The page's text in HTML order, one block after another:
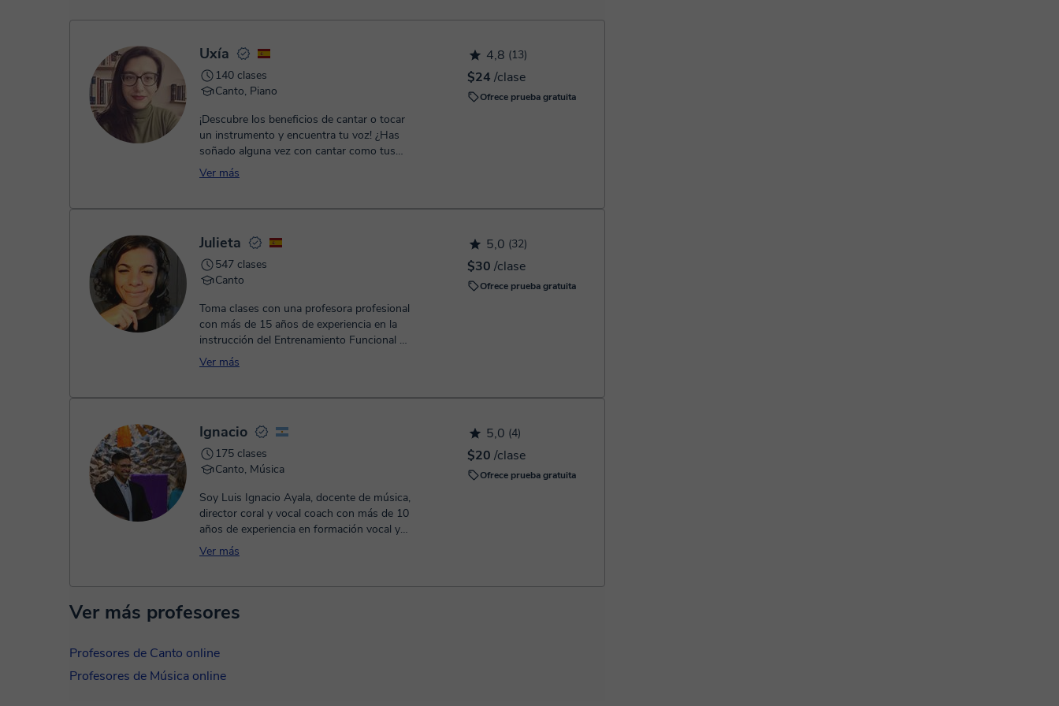
Una vez realices el pago de la clase, recibirás un e-mail de confirmación de la reserva.
4,8 (13)
$24 /clase
Ofrece prueba gratuita
Uxía
140 clases
Canto, Piano
¡Descubre los beneficios de cantar o tocar
un instrumento y encuentra tu voz! ¿Has
soñado alguna vez con cantar como tus
artistas favoritos? ¡Ahora es...
Ver más
5,0 (32)
$30 /clase
Ofrece prueba gratuita
Julieta
547 clases
Canto
Toma clases con una profesora profesional
con más de 15 años de experiencia en la
instrucción del Entrenamiento Funcional de
la Voz en América y Europ...
Ver más
5,0 (4)
$20 /clase
Ofrece prueba gratuita
Ignacio
175 clases
Canto, Música
Soy Luis Ignacio Ayala, docente de música,
director coral y vocal coach con más de 10
años de experiencia en formación vocal y
educación musical. Acom...
Ver más
Ver más profesores
Profesores de Canto online
Profesores de Música online